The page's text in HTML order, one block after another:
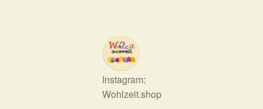
Instagram:
Wohlzeit.shop